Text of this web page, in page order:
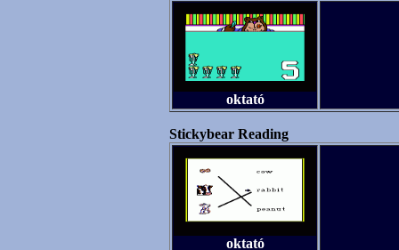
oktató
Stickybear Reading
oktató